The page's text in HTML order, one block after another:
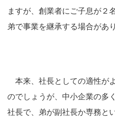
ますが、創業者にご子息が２
弟で事業を継承する場合があ
本来、社長としての適性が
のでしょうが、中小企業の多
社長で、弟が副社長か専務と